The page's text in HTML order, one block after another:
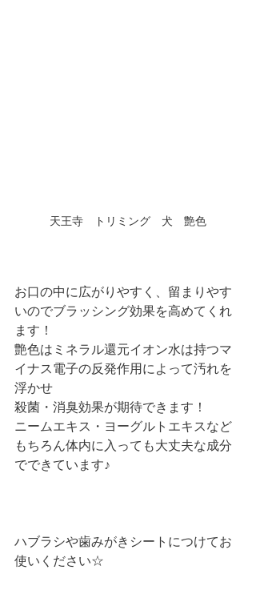
天王寺　トリミング　犬　艶色
お口の中に広がりやすく、留まりやす
いのでブラッシング効果を高めてくれ
ます！
艶色はミネラル還元イオン水は持つマ
イナス電子の反発作用によって汚れを
浮かせ
殺菌・消臭効果が期待できます！
ニームエキス・ヨーグルトエキスなど
もちろん体内に入っても大丈夫な成分
でできています♪
ハブラシや歯みがきシートにつけてお
使いください☆